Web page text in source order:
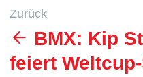
Zurück
BMX: Kip
feiert